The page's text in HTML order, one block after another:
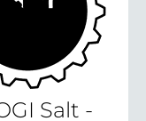
Salt -